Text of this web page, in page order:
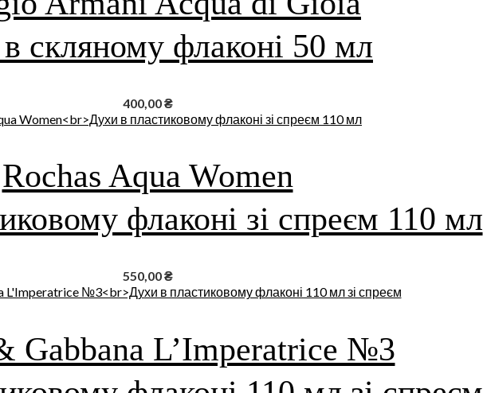
скляному флаконі 50 мл
400,00₴
Rochas Aqua Women
флаконі зі спреєм 110 мл
550,00₴
Gabbana L’Imperatrice №3